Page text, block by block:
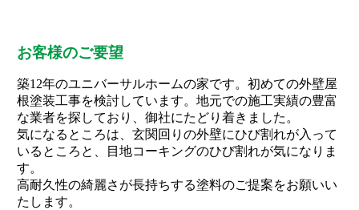
お客様のご要望
築12年のユニバーサルホームの家です。初めての外壁屋
根塗装工事を検討しています。地元での施工実績の豊富
な業者を探しており、御社にたどり着きました。
気になるところは、玄関回りの外壁にひび割れが入って
いるところと、目地コーキングのひび割れが気になりま
す。
高耐久性の綺麗さが長持ちする塗料のご提案をお願いい
たします。